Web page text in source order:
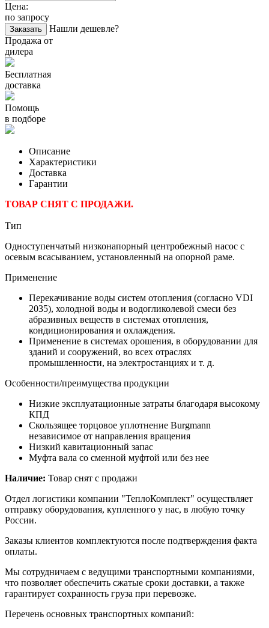
Цена:
по запросу
Заказать
Нашли дешевле?
Продажа от
дилера
Бесплатная
доставка
Помощь
в подборе
Описание
Характеристики
Доставка
Гарантии
ТОВАР СНЯТ С ПРОДАЖИ.
Тип
Одноступенчатый низконапорный центробежный насос с
осевым всасыванием, установленный на опорной раме.
Применение
Перекачивание воды систем отопления (согласно VDI
2035), холодной воды и водогликолевой смеси без
абразивных веществ в системах отопления,
кондиционирования и охлаждения.
Применение в системах орошения, в оборудовании для
зданий и сооружений, во всех отраслях
промышленности, на электростанциях и т. д.
Особенности/преимущества продукции
Низкие эксплуатационные затраты благодаря высокому
КПД
Скользящее торцовое уплотнение Burgmann
независимое от направления вращения
Низкий кавитационный запас
Муфта вала со сменной муфтой или без нее
Наличие: Товар снят с продажи
Отдел логистики компании "ТеплоКомплект" осуществляет
отправку оборудования, купленного у нас, в любую точку
России.
Заказы клиентов комплектуются после подтверждения факта
оплаты.
Мы сотрудничаем с ведущими транспортными компаниями,
что позволяет обеспечить сжатые сроки доставки, а также
гарантирует сохранность груза при перевозке.
Перечень основных транспортных компаний: